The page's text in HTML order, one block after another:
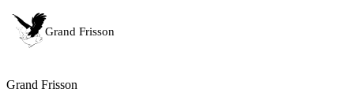
Grand Frisson